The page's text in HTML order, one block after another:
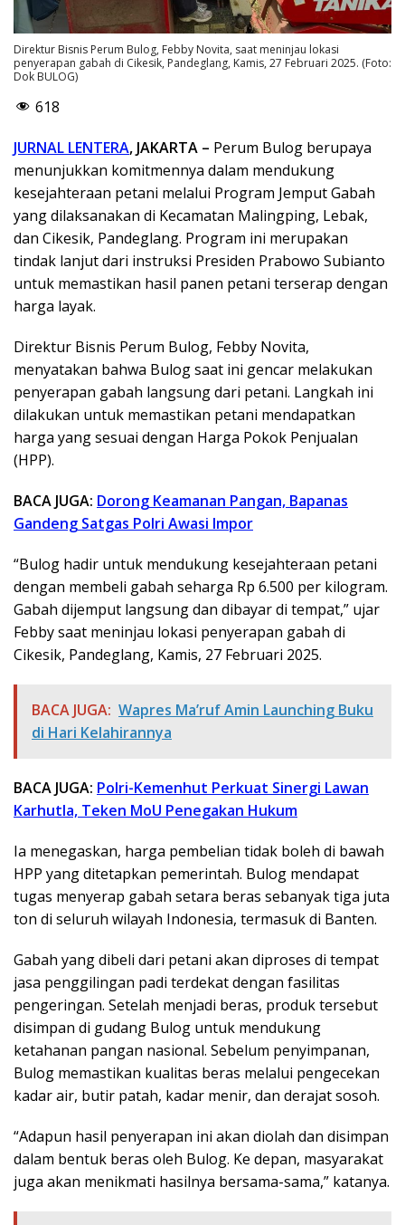
Direktur Bisnis Perum Bulog, Febby Novita, saat meninjau lokasi
penyerapan gabah di Cikesik, Pandeglang, Kamis, 27 Februari 2025. (Foto:
Dok BULOG)
618
JURNAL LENTERA, JAKARTA – Perum Bulog berupaya
menunjukkan komitmennya dalam mendukung
kesejahteraan petani melalui Program Jemput Gabah
yang dilaksanakan di Kecamatan Malingping, Lebak,
dan Cikesik, Pandeglang. Program ini merupakan
tindak lanjut dari instruksi Presiden Prabowo Subianto
untuk memastikan hasil panen petani terserap dengan
harga layak.
Direktur Bisnis Perum Bulog, Febby Novita,
menyatakan bahwa Bulog saat ini gencar melakukan
penyerapan gabah langsung dari petani. Langkah ini
dilakukan untuk memastikan petani mendapatkan
harga yang sesuai dengan Harga Pokok Penjualan
(HPP).
BACA JUGA: Dorong Keamanan Pangan, Bapanas
Gandeng Satgas Polri Awasi Impor
“Bulog hadir untuk mendukung kesejahteraan petani
dengan membeli gabah seharga Rp 6.500 per kilogram.
Gabah dijemput langsung dan dibayar di tempat,” ujar
Febby saat meninjau lokasi penyerapan gabah di
Cikesik, Pandeglang, Kamis, 27 Februari 2025.
BACA JUGA: Wapres Ma’ruf Amin Launching Buku
di Hari Kelahirannya
BACA JUGA: Polri-Kemenhut Perkuat Sinergi Lawan
Karhutla, Teken MoU Penegakan Hukum
Ia menegaskan, harga pembelian tidak boleh di bawah
HPP yang ditetapkan pemerintah. Bulog mendapat
tugas menyerap gabah setara beras sebanyak tiga juta
ton di seluruh wilayah Indonesia, termasuk di Banten.
Gabah yang dibeli dari petani akan diproses di tempat
jasa penggilingan padi terdekat dengan fasilitas
pengeringan. Setelah menjadi beras, produk tersebut
disimpan di gudang Bulog untuk mendukung
ketahanan pangan nasional. Sebelum penyimpanan,
Bulog memastikan kualitas beras melalui pengecekan
kadar air, butir patah, kadar menir, dan derajat sosoh.
“Adapun hasil penyerapan ini akan diolah dan disimpan
dalam bentuk beras oleh Bulog. Ke depan, masyarakat
juga akan menikmati hasilnya bersama-sama,” katanya.